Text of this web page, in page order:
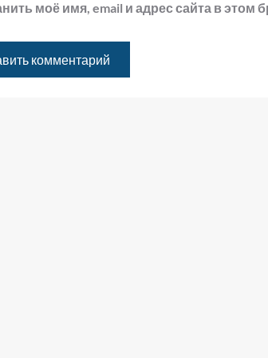
моё имя, email и адрес сайта в